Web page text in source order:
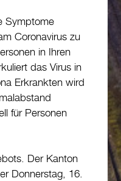
Symptome
Coronavirus zu
in Ihren
das Virus in
Erkrankten wird
für Personen
Der Kanton
Donnerstag, 16.